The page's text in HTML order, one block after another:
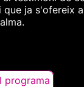
que ja s'ofereix
programa